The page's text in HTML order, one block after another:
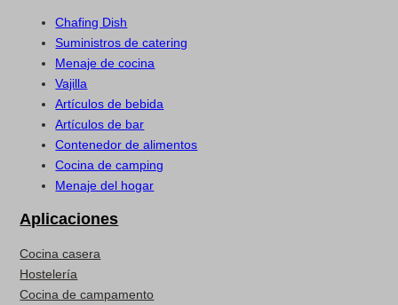
Chafing Dish
Suministros de catering
Menaje de cocina
Vajilla
Artículos de bebida
Artículos de bar
Contenedor de alimentos
Cocina de camping
Menaje del hogar
Aplicaciones
Cocina casera
Hostelería
Cocina de campamento